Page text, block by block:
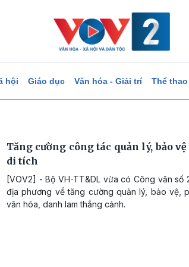
hội Giáo dục Văn hóa - Giải trí Thể thao
Tăng cường công tác quản lý, bảo
di tích
[VOV2] - Bộ VH-TT&DL vừa có Công văn số
địa phương về tăng cường quản lý, bảo vệ,
văn hóa, danh lam thắng cảnh.